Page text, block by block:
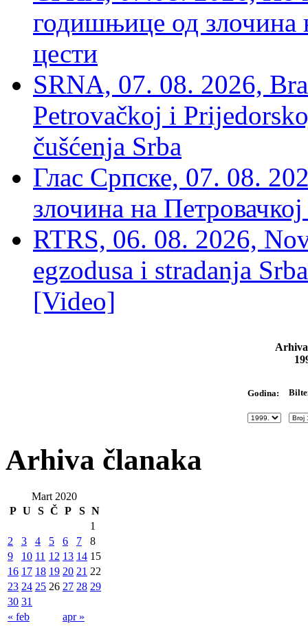
годишњице од злочина
цести
SRNA, 07. 08. 2026,
Petrovačkoj i
čušćenja Srba
Глас Српске, 07. 08.
злочина на
RTRS, 06. 08. 2026,
egzodusa i stradanja
[Video]
Godina:
Arhiva članaka
Mart 2020
P U S Č P S N
« feb apr »
1
2
3 4 5 6 7
8
9
10 11 12 13 14 15
16 17 18 19 20 21 22
23 24 25 26 27 28 29
30 31